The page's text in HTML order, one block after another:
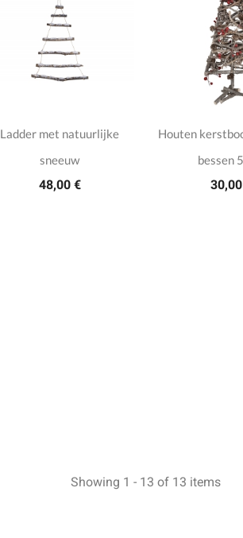
Ladder met natuurlijke
sneeuw
48,00 €
Houten
bessen
Showing 1 - 13 of 13 items